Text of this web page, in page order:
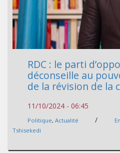
RDC : le parti
déconseille au
de la révision de la
11/10/2024 - 06:45
Politique, Actualité /
Tshisekedi